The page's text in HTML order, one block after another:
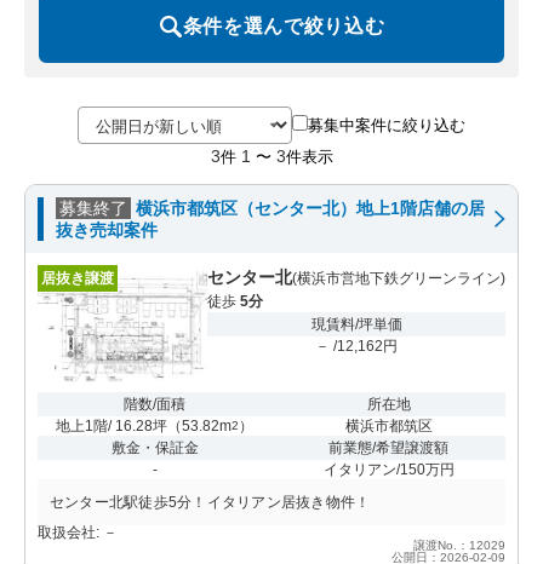
条件を選んで絞り込む
募集中案件に絞り込む
3件 1 〜 3件表示
募集終了 横浜市都筑区（センター北）地上1階店舗の居
抜き売却案件
居抜き譲渡 センター北(横浜市営地下鉄グリーンライン)
徒歩 5分
現賃料/坪単価
－ /12,162円
階数/面積
地上1階/ 16.28坪 （53.82m2 ）
所在地
横浜市都筑区
敷金・保証金
-
前業態/希望譲渡額
イタリアン/150万円
センター北駅徒歩5分！イタリアン居抜き物件！
取扱会社: －
譲渡No.：12029
公開日：2026-02-09